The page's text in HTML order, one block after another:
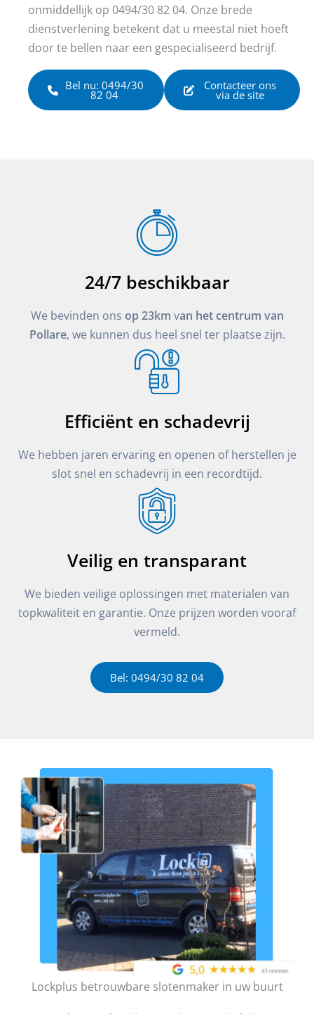
onmiddellijk op 0494/30 82 04. Onze brede
dienstverlening betekent dat u meestal niet hoeft
door te bellen naar een gespecialiseerd bedrijf.
Bel nu: 0494/30
82 04
Contacteer ons
via de site
24/7 beschikbaar
We bevinden ons op 23km van het centrum van
Pollare, we kunnen dus heel snel ter plaatse zijn.
Efficiënt en schadevrij
We hebben jaren ervaring en openen of herstellen je
slot snel en schadevrij in een recordtijd.
Veilig en transparant
We bieden veilige oplossingen met materialen van
topkwaliteit en garantie. Onze prijzen worden vooraf
vermeld.
Bel: 0494/30 82 04
Lockplus betrouwbare slotenmaker in uw buurt